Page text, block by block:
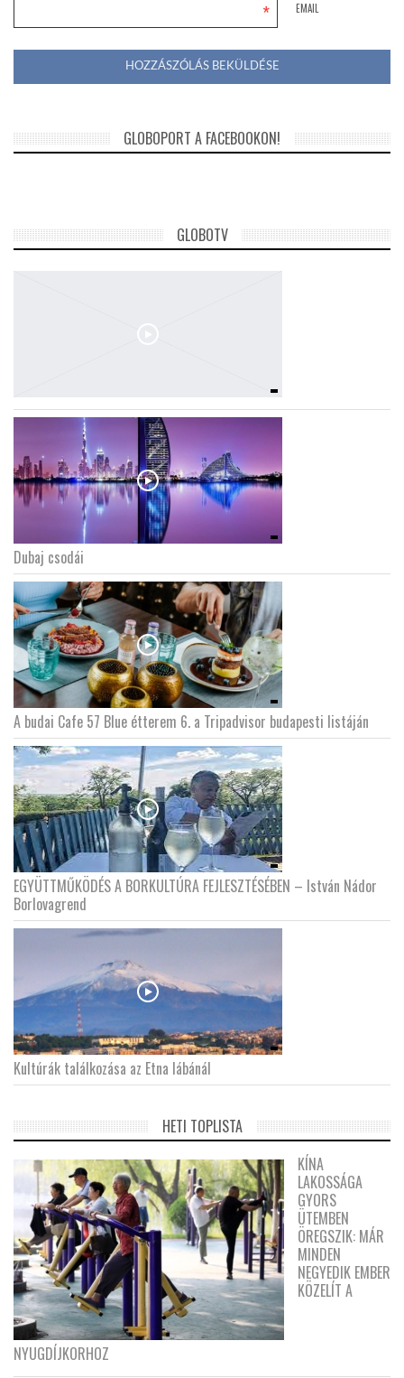
EMAIL
*
GLOBOPORT A FACEBOOKON!
GLOBOTV
Dubaj csodái
A budai Cafe 57 Blue étterem 6. a Tripadvisor budapesti listáján
EGYÜTTMŰKÖDÉS A BORKULTÚRA FEJLESZTÉSÉBEN – István Nádor
Borlovagrend
Kultúrák találkozása az Etna lábánál
HETI TOPLISTA
KÍNA
LAKOSSÁGA
GYORS
ÜTEMBEN
ÖREGSZIK: MÁR
MINDEN
NEGYEDIK EMBER
KÖZELÍT A
NYUGDÍJKORHOZ